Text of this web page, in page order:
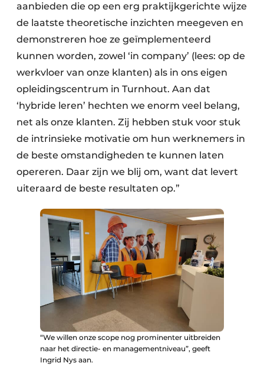
aanbieden die op een erg praktijkgerichte wijze
de laatste theoretische inzichten meegeven en
demonstreren hoe ze geïmplementeerd
kunnen worden, zowel ‘in company’ (lees: op de
werkvloer van onze klanten) als in ons eigen
opleidingscentrum in Turnhout. Aan dat
‘hybride leren’ hechten we enorm veel belang,
net als onze klanten. Zij hebben stuk voor stuk
de intrinsieke motivatie om hun werknemers in
de beste omstandigheden te kunnen laten
opereren. Daar zijn we blij om, want dat levert
uiteraard de beste resultaten op.”
“We willen onze scope nog prominenter uitbreiden
naar het directie- en managementniveau”, geeft
Ingrid Nys aan.